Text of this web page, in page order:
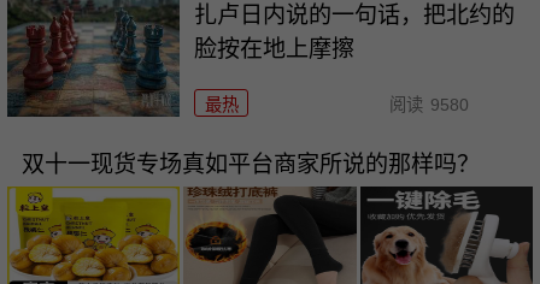
扎卢日内说的一句话，把北约的
脸按在地上摩擦
最热 阅读 9580
双十一现货专场真如平台商家所说的那样吗？